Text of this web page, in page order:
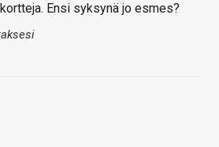
Ensi syksynä jo esmes?